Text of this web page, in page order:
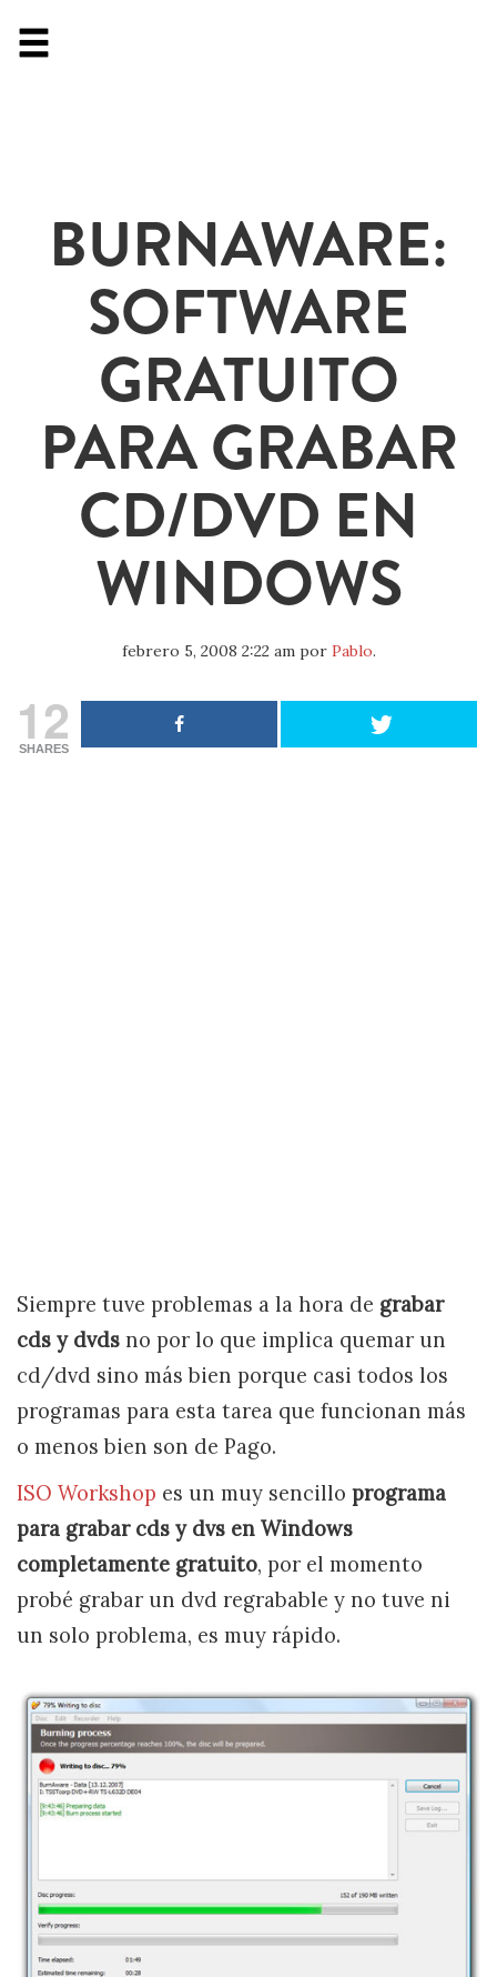
BURNAWARE:
SOFTWARE
GRATUITO
PARA GRABAR
CD/DVD EN
WINDOWS
febrero 5, 2008 2:22 ampor Pablo.
12
SHARES
Siempre tuve problemas a la hora de grabar
cds y dvds no por lo que implica quemar un
cd/dvd sino más bien porque casi todos los
programas para esta tarea que funcionan más
o menos bien son de Pago.
ISO Workshop es un muy sencillo programa
para grabar cds y dvs en Windows
completamente gratuito, por el momento
probé grabar un dvd regrabable y no tuve ni
un solo problema, es muy rápido.